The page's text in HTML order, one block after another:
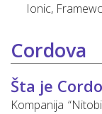
Ionic,
Cordova
Šta je
Kompanija